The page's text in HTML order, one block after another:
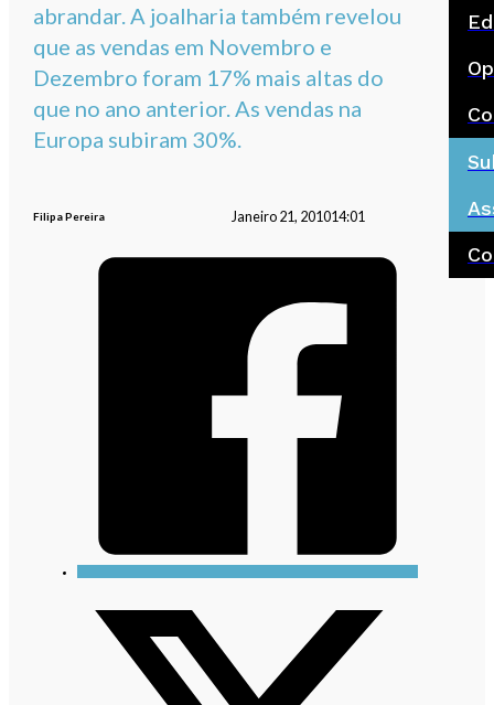
abrandar. A joalharia também revelou
que as vendas em Novembro e
Dezembro foram 17% mais altas do
que no ano anterior. As vendas na
Europa subiram 30%.
Filipa Pereira Janeiro 21, 201014:01